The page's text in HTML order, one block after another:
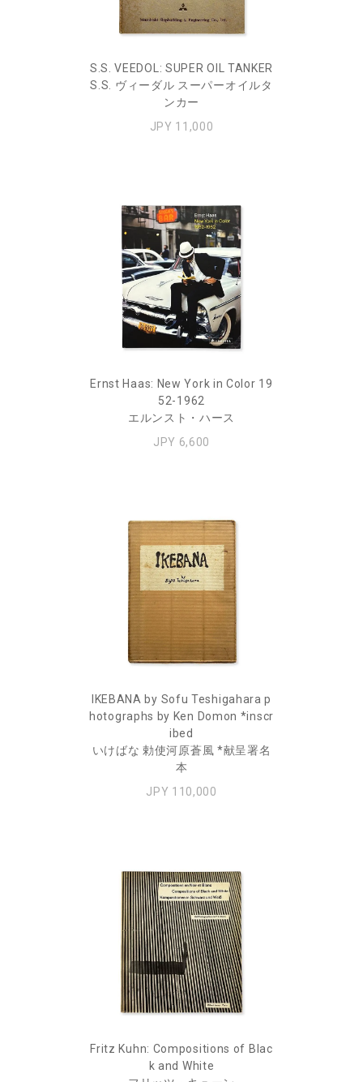
S.S. VEEDOL: SUPER OIL TANKER
S.S. ヴィーダル スーパーオイルタ
ンカー
JPY 11,000
Ernst Haas: New York in Color 19
52-1962
エルンスト・ハース
JPY 6,600
IKEBANA by Sofu Teshigahara p
hotographs by Ken Domon *inscr
ibed
いけばな 勅使河原蒼風 *献呈署名
本
JPY 110,000
Fritz Kuhn: Compositions of Blac
k and White